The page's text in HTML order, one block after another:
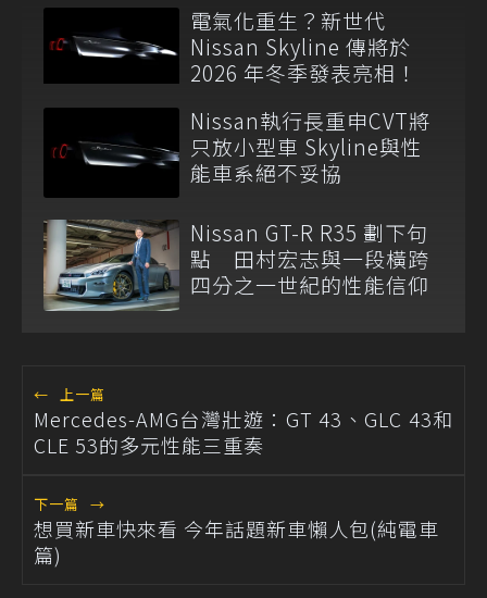
電氣化重生？新世代
Nissan Skyline 傳將於
2026 年冬季發表亮相！
Nissan執行長重申CVT將
只放小型車 Skyline與性
能車系絕不妥協
Nissan GT-R R35 劃下句
點 田村宏志與一段橫跨
四分之一世紀的性能信仰
← 上一篇
Mercedes-AMG台灣壯遊：GT 43、GLC 43和
CLE 53的多元性能三重奏
下一篇 →
想買新車快來看 今年話題新車懶人包(純電車
篇)